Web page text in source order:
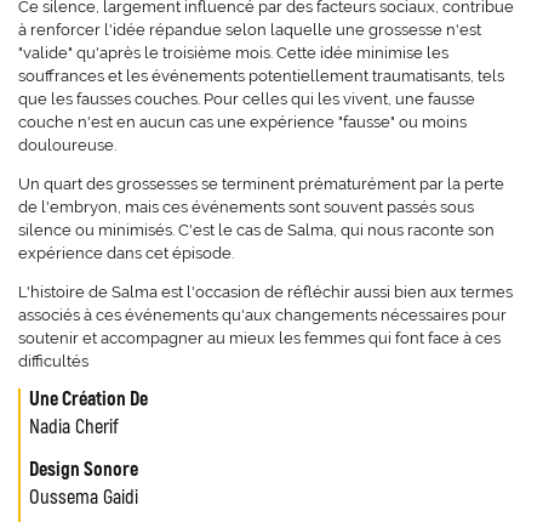
Une Création De
Nadia Cherif
Design Sonore
Oussema Gaidi
Ce silence, largement influencé par des facteurs sociaux, contribue
à renforcer l'idée répandue selon laquelle une grossesse n'est
"valide" qu'après le troisième mois. Cette idée minimise les
souffrances et les événements potentiellement traumatisants, tels
que les fausses couches. Pour celles qui les vivent, une fausse
couche n'est en aucun cas une expérience "fausse" ou moins
douloureuse.
Un quart des grossesses se terminent prématurément par la perte
de l'embryon, mais ces événements sont souvent passés sous
silence ou minimisés. C'est le cas de Salma, qui nous raconte son
expérience dans cet épisode.
L'histoire de Salma est l'occasion de réfléchir aussi bien aux termes
associés à ces événements qu'aux changements nécessaires pour
soutenir et accompagner au mieux les femmes qui font face à ces
difficultés